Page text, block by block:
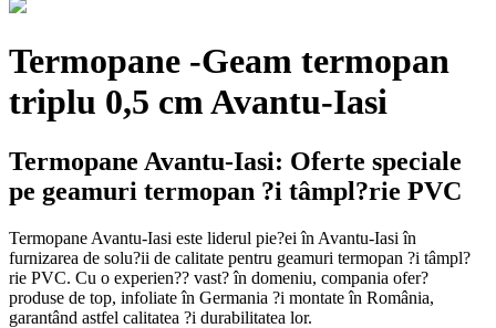
Termopane -Geam termopan
triplu 0,5 cm Avantu-Iasi
Termopane Avantu-Iasi: Oferte speciale
pe geamuri termopan ?i tâmpl?rie PVC
Termopane Avantu-Iasi este liderul pie?ei în Avantu-Iasi în
furnizarea de solu?ii de calitate pentru geamuri termopan ?i tâmpl?
rie PVC. Cu o experien?? vast? în domeniu, compania ofer?
produse de top, infoliate în Germania ?i montate în România,
garantând astfel calitatea ?i durabilitatea lor.